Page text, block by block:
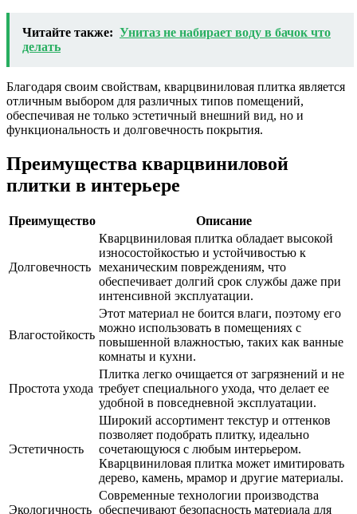
Читайте также: Унитаз не набирает воду в бачок что
делать
Благодаря своим свойствам, кварцвиниловая плитка является
отличным выбором для различных типов помещений,
обеспечивая не только эстетичный внешний вид, но и
функциональность и долговечность покрытия.
Преимущества кварцвиниловой
плитки в интерьере
Преимущество Описание
Долговечность
Кварцвиниловая плитка обладает высокой
износостойкостью и устойчивостью к
механическим повреждениям, что
обеспечивает долгий срок службы даже при
интенсивной эксплуатации.
Влагостойкость
Этот материал не боится влаги, поэтому его
можно использовать в помещениях с
повышенной влажностью, таких как ванные
комнаты и кухни.
Простота ухода
Плитка легко очищается от загрязнений и не
требует специального ухода, что делает ее
удобной в повседневной эксплуатации.
Эстетичность
Широкий ассортимент текстур и оттенков
позволяет подобрать плитку, идеально
сочетающуюся с любым интерьером.
Кварцвиниловая плитка может имитировать
дерево, камень, мрамор и другие материалы.
Экологичность
Современные технологии производства
обеспечивают безопасность материала для